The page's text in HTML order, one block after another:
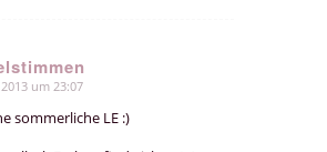
um 23:07
sommerliche LE :)